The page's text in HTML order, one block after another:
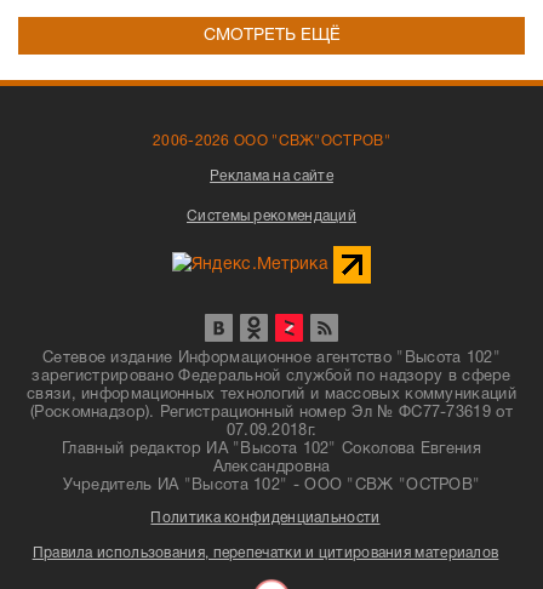
СМОТРЕТЬ ЕЩЁ
2006-2026 ООО "СВЖ"ОСТРОВ"
Реклама на сайте
Системы рекомендаций
Сетевое издание Информационное агентство "Высота 102"
зарегистрировано Федеральной службой по надзору в сфере
связи, информационных технологий и массовых коммуникаций
(Роскомнадзор). Регистрационный номер Эл № ФС77-73619 от
07.09.2018г.
Главный редактор ИА "Высота 102" Соколова Евгения
Александровна
Учредитель ИА "Высота 102" - ООО "СВЖ "ОСТРОВ"
Политика конфиденциальности
Правила использования, перепечатки и цитирования материалов